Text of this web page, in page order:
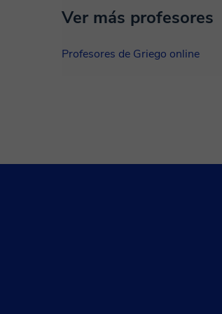
Ver más profesores
Profesores de Griego online